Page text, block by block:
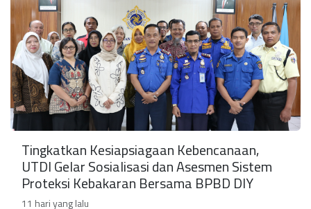
Tingkatkan Kesiapsiagaan Kebencanaan,
UTDI Gelar Sosialisasi dan Asesmen Sistem
Proteksi Kebakaran Bersama BPBD DIY
11 hari yang lalu